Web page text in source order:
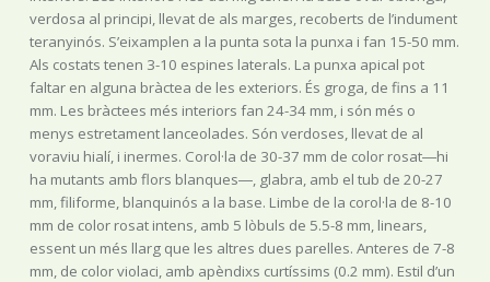
verdosa al principi, llevat de als marges, recoberts de l’indument
teranyinós. S’eixamplen a la punta sota la punxa i fan 15-50 mm.
Als costats tenen 3-10 espines laterals. La punxa apical pot
faltar en alguna bràctea de les exteriors. És groga, de fins a 11
mm. Les bràctees més interiors fan 24-34 mm, i són més o
menys estretament lanceolades. Són verdoses, llevat de al
voraviu hialí, i inermes. Corol·la de 30-37 mm de color rosat―hi
ha mutants amb flors blanques―, glabra, amb el tub de 20-27
mm, filiforme, blanquinós a la base. Limbe de la corol·la de 8-10
mm de color rosat intens, amb 5 lòbuls de 5.5-8 mm, linears,
essent un més llarg que les altres dues parelles. Anteres de 7-8
mm, de color violaci, amb apèndixs curtíssims (0.2 mm). Estil d’un